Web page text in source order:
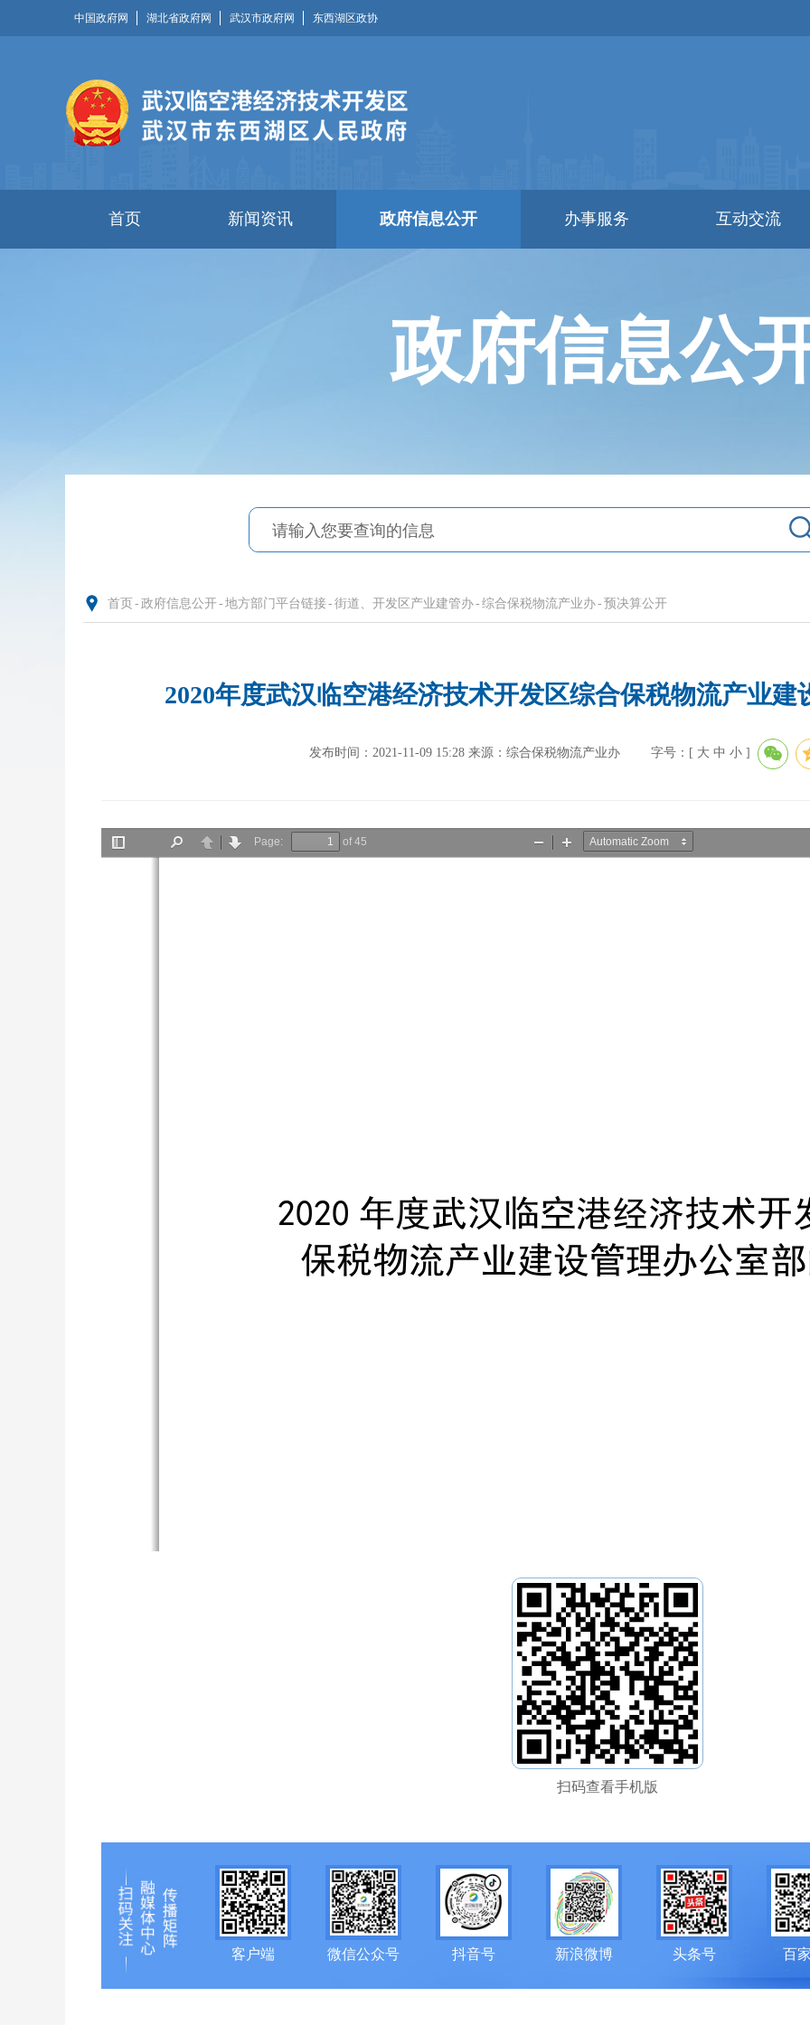
中国政府网 湖北省政府网 武汉市政府网 东西湖区政协
首页 新闻资讯 政府信息公开 办事服务 互动交流
政府信息公
首页 - 政府信息公开- 地方部门平台链接- 街道、开发区产业建管办- 综合保税物流产业办- 预决算公开
2020年度武汉临空港经济技术开发区综合保税物流产业
发布时间：2021-11-09 15:28 来源：综合保税物流产业办 字号：[ 大 中 小 ]
扫码查看手机版
客户端 微信公众号 抖音号 新浪微博 头条号 百